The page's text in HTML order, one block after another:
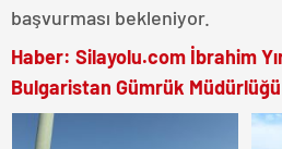
başvurması bekleniyor.
Haber: Silayolu.com İbrahim
Bulgaristan Gümrük Müdürlüğü